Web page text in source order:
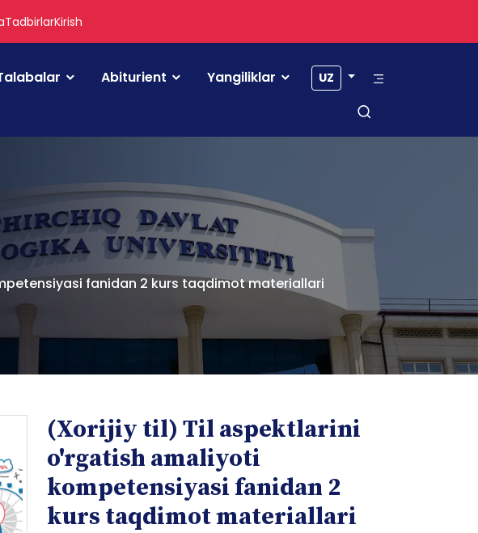
TadbirlarKirish
Abiturient Yangiliklar UZ
fanidan 2 kurs taqdimot materiallari
(Xorijiy til) Til aspektlarini
o'rgatish amaliyoti
kompetensiyasi fanidan 2
kurs taqdimot materiallari